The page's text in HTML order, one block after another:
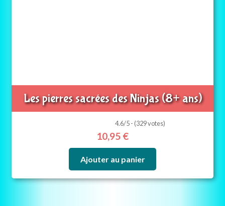
Les pierres sacrées des Ninjas (8+ ans)
4.6/5 - (329 votes)
10,95 €
Ajouter au panier